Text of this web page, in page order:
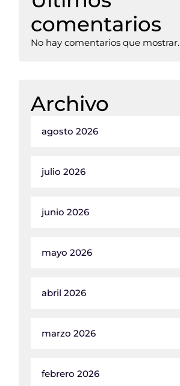
comentarios
No hay comentarios que mostrar.
Archivo
agosto 2026
julio 2026
junio 2026
mayo 2026
abril 2026
marzo 2026
febrero 2026